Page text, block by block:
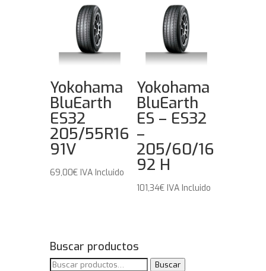
Yokohama
BluEarth
ES32
205/55R16
91V
69,00€ IVA Incluido
Yokohama
BluEarth
ES – ES32
–
205/60/16
92 H
101,34€ IVA Incluido
Buscar productos
Buscar
Buscar